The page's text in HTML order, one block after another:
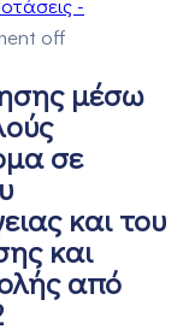
off
μέσω
σε
και του
και
από